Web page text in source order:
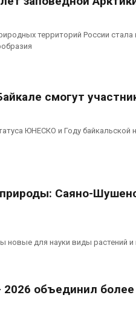
территорий России
смогут
ЮНЕСКО и Году байкальской
Саяно-
новые для науки виды растений и
объединил